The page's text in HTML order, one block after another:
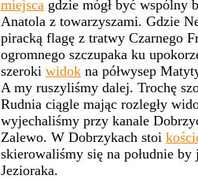
miejsca gdzie mógł być wspólny
Anatola z towarzyszami. Gdzie
piracką flagę z tratwy Czarnego
ogromnego szczupaka ku
szeroki widok na półwysep
A my ruszyliśmy dalej. Trochę
Rudnia ciągle mając rozległy
wyjechaliśmy przy kanale
Zalewo. W Dobrzykach stoi
skierowaliśmy się na południe
Jezioraka.